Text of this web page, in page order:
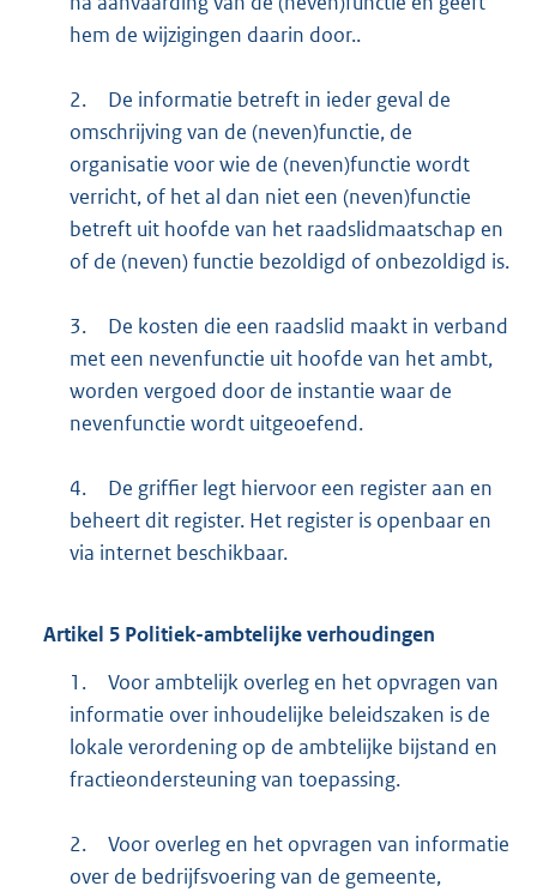
hem de wijzigingen daarin door..
2.
De informatie betreft in ieder geval de
omschrijving van de (neven)functie, de
organisatie voor wie de (neven)functie wordt
verricht, of het al dan niet een (neven)functie
betreft uit hoofde van het raadslidmaatschap en
of de (neven) functie bezoldigd of onbezoldigd is.
3.
De kosten die een raadslid maakt in verband
met een nevenfunctie uit hoofde van het ambt,
worden vergoed door de instantie waar de
nevenfunctie wordt uitgeoefend.
4.
De griffier legt hiervoor een register aan en
beheert dit register. Het register is openbaar en
via internet beschikbaar.
Artikel 5 Politiek-ambtelijke verhoudingen
1.
Voor ambtelijk overleg en het opvragen van
informatie over inhoudelijke beleidszaken is de
lokale verordening op de ambtelijke bijstand en
fractieondersteuning van toepassing.
2.
Voor overleg en het opvragen van informatie
over de bedrijfsvoering van de gemeente,